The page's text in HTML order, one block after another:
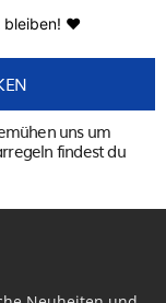
bleiben! ♥
uns um
findest du